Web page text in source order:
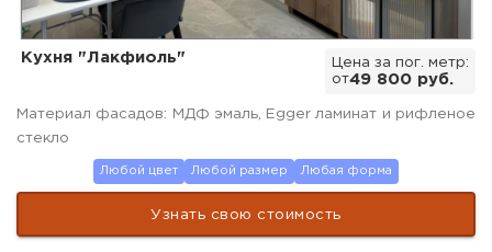
Цена за пог. метр:
от49 800 руб.
Кухня "Лакфиоль"
Материал фасадов: МДФ эмаль, Egger ламинат и рифленое
стекло
Любой цвет Любой размер Любая форма
Узнать свою стоимость